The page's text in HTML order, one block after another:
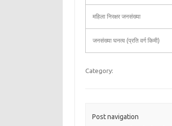
महिला निरक्षर जनसंख्या
जनसंख्या घनत्व (प्रति वर्ग किमी)
Category:
Post navigation